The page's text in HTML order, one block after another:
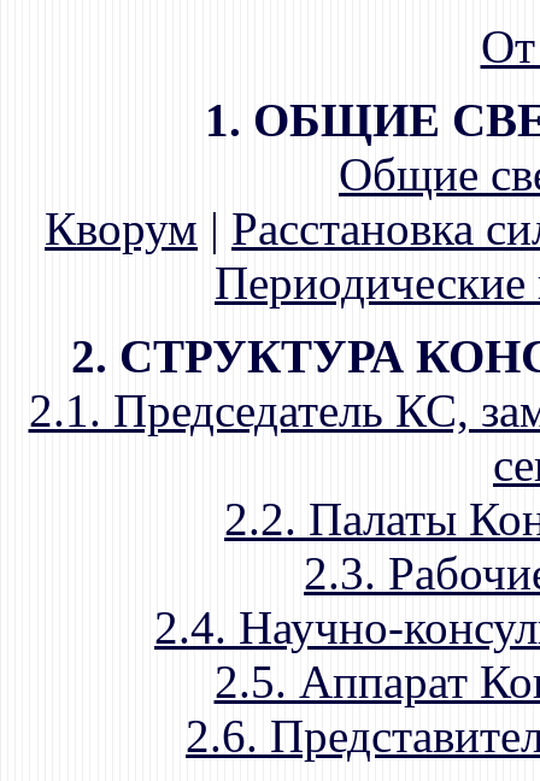
От
1. ОБЩИЕ
Общие
Кворум | Расстановка
Периодические
2. СТРУКТУРА
2.1. Председатель КС,
2.2. Палаты
2.3.
2.4. Научно-
2.5. Аппарат
2.6.